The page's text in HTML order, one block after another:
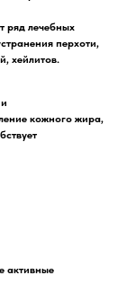
ряд лечебных
перхоти,
хейлитов.
кожного жира,
активные